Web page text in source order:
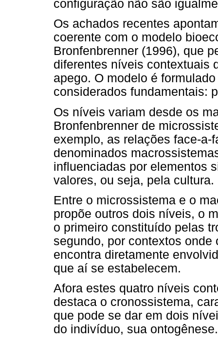
configuração não são
Os achados recentes
coerente com o modelo
Bronfenbrenner (1996), que
diferentes níveis contextuais
apego. O modelo é
considerados fundamentais:
Os níveis variam desde os
Bronfenbrenner de
exemplo, as relações face-
denominados
influenciadas por elementos
valores, ou seja, pela cultura.
Entre o microssistema e o
propõe outros dois níveis, o
o primeiro constituído pelas
segundo, por contextos
encontra diretamente
que aí se estabelecem.
Afora estes quatro níveis
destaca o cronossistema,
que pode se dar em dois
do indivíduo, sua ontogênese.